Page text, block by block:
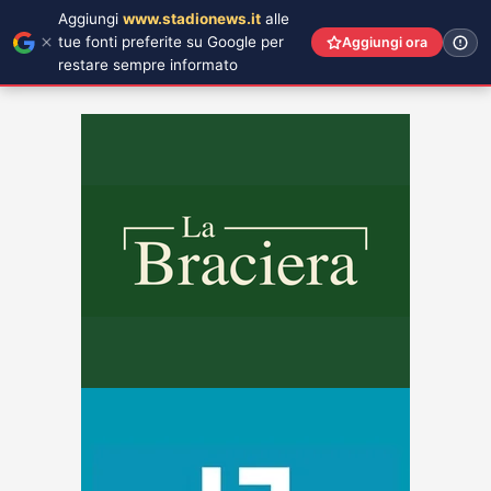
Aggiungi www.stadionews.it alle
tue fonti preferite su Google per
restare sempre informato
Aggiungi ora